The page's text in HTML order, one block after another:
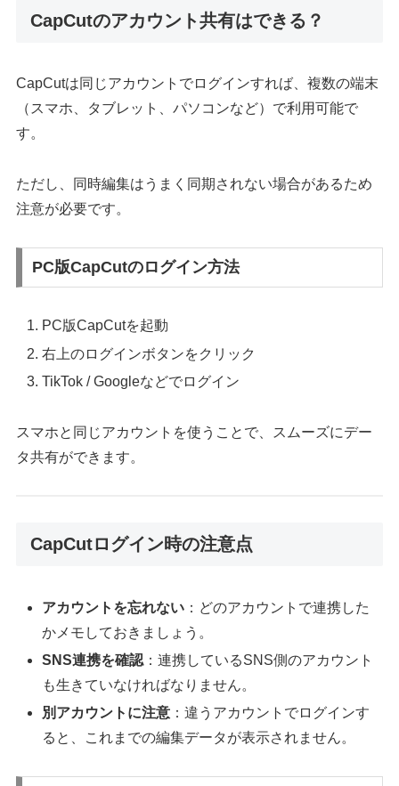
CapCutのアカウント共有はできる？
CapCutは同じアカウントでログインすれば、複数の端末
（スマホ、タブレット、パソコンなど）で利用可能で
す。
ただし、同時編集はうまく同期されない場合があるため
注意が必要です。
PC版CapCutのログイン方法
PC版CapCutを起動
右上のログインボタンをクリック
TikTok / Googleなどでログイン
スマホと同じアカウントを使うことで、スムーズにデー
タ共有ができます。
CapCutログイン時の注意点
アカウントを忘れない ：どのアカウントで連携した
かメモしておきましょう。
SNS連携を確認 ：連携しているSNS側のアカウント
も生きていなければなりません。
別アカウントに注意 ：違うアカウントでログインす
ると、これまでの編集データが表示されません。